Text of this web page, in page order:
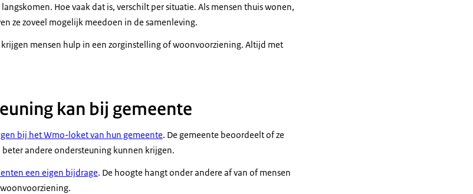
Hoe vaak dat is, verschilt per situatie. Als mensen thuis wonen,
ze zoveel mogelijk meedoen in de samenleving.
mensen hulp in een zorginstelling of woonvoorziening. Altijd met
kan bij gemeente
bij het Wmo-loket van hun gemeente. De gemeente beoordeelt of ze
andere ondersteuning kunnen krijgen.
een eigen bijdrage. De hoogte hangt onder andere af van of mensen